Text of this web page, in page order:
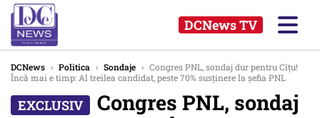
DCNews TV
DCNews › Politica › Sondaje › Congres PNL, sondaj dur pentru Cîțu!
Încă mai e timp: Al treilea candidat, peste 70% susținere la șefia PNL
Congres PNL, sondaj